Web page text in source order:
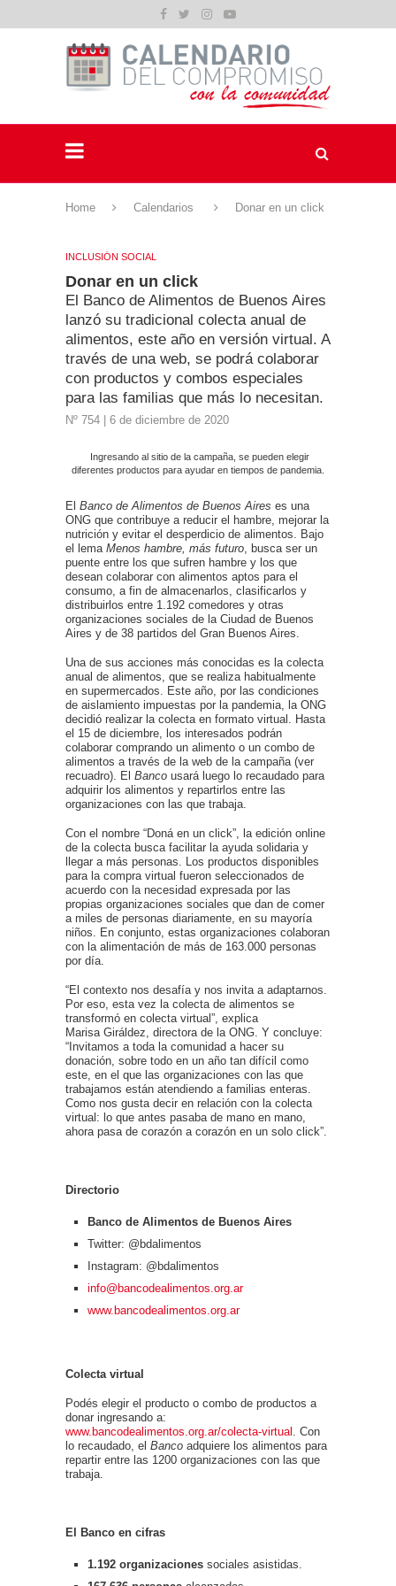
Home Calendarios Donar en un click
INCLUSIÓN SOCIAL
Donar en un click
El Banco de Alimentos de Buenos Aires
lanzó su tradicional colecta anual de
alimentos, este año en versión virtual. A
través de una web, se podrá colaborar
con productos y combos especiales
para las familias que más lo necesitan.
Nº 754 | 6 de diciembre de 2020
Ingresando al sitio de la campaña, se pueden elegir
diferentes productos para ayudar en tiempos de pandemia.
El Banco de Alimentos de Buenos Aires es una
ONG que contribuye a reducir el hambre, mejorar la
nutrición y evitar el desperdicio de alimentos. Bajo
el lema Menos hambre, más futuro , busca ser un
puente entre los que sufren hambre y los que
desean colaborar con alimentos aptos para el
consumo, a fin de almacenarlos, clasificarlos y
distribuirlos entre 1.192 comedores y otras
organizaciones sociales de la Ciudad de Buenos
Aires y de 38 partidos del Gran Buenos Aires.
Una de sus acciones más conocidas es la colecta
anual de alimentos, que se realiza habitualmente
en supermercados. Este año, por las condiciones
de aislamiento impuestas por la pandemia, la ONG
decidió realizar la colecta en formato virtual. Hasta
el 15 de diciembre, los interesados podrán
colaborar comprando un alimento o un combo de
alimentos a través de la web de la campaña (ver
recuadro). El Banco usará luego lo recaudado para
adquirir los alimentos y repartirlos entre las
organizaciones con las que trabaja.
Con el nombre “Doná en un click”, la edición online
de la colecta busca facilitar la ayuda solidaria y
llegar a más personas. Los productos disponibles
para la compra virtual fueron seleccionados de
acuerdo con la necesidad expresada por las
propias organizaciones sociales que dan de comer
a miles de personas diariamente, en su mayoría
niños. En conjunto, estas organizaciones colaboran
con la alimentación de más de 163.000 personas
por día.
“El contexto nos desafía y nos invita a adaptarnos.
Por eso, esta vez la colecta de alimentos se
transformó en colecta virtual”, explica
Marisa Giráldez, directora de la ONG. Y concluye:
“Invitamos a toda la comunidad a hacer su
donación, sobre todo en un año tan difícil como
este, en el que las organizaciones con las que
trabajamos están atendiendo a familias enteras.
Como nos gusta decir en relación con la colecta
virtual: lo que antes pasaba de mano en mano,
ahora pasa de corazón a corazón en un solo click”.
Directorio
Banco de Alimentos de Buenos Aires
Twitter: @bdalimentos
Instagram: @bdalimentos
info@bancodealimentos.org.ar
www.bancodealimentos.org.ar
Colecta virtual
Podés elegir el producto o combo de productos a
donar ingresando a:
www.bancodealimentos.org.ar/colecta-virtual
. Con
lo recaudado, el Banco adquiere los alimentos para
repartir entre las 1200 organizaciones con las que
trabaja.
El Banco en cifras
1.192 organizaciones sociales asistidas.